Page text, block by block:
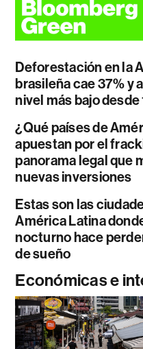
Deforestación en la
brasileña cae 37% y
nivel más bajo desde
¿Qué países de
apuestan por el
panorama legal que
nuevas inversiones
Estas son las
América Latina
nocturno hace
de sueño
Económicas e